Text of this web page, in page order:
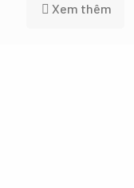
Xem thêm